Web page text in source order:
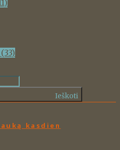
(33)
Ieškoti
kasdien